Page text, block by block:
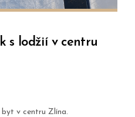
s lodžií v centru
byt v centru Zlína.